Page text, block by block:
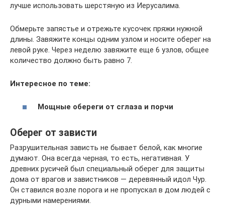
лучше использовать шерстяную из Иерусалима.
Обмерьте запястье и отрежьте кусочек пряжи нужной
длины. Завяжите концы одним узлом и носите оберег на
левой руке. Через неделю завяжите еще 6 узлов, общее
количество должно быть равно 7.
Интересное по теме:
Мощные обереги от сглаза и порчи
Оберег от зависти
Разрушительная зависть не бывает белой, как многие
думают. Она всегда черная, то есть, негативная. У
древних русичей был специальный оберег для защиты
дома от врагов и завистников — деревянный идол Чур.
Он ставился возле порога и не пропускал в дом людей с
дурными намерениями.